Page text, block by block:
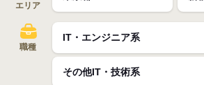
エリア
職種